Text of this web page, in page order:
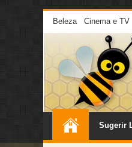
Beleza Cinema e TV
Sugerir